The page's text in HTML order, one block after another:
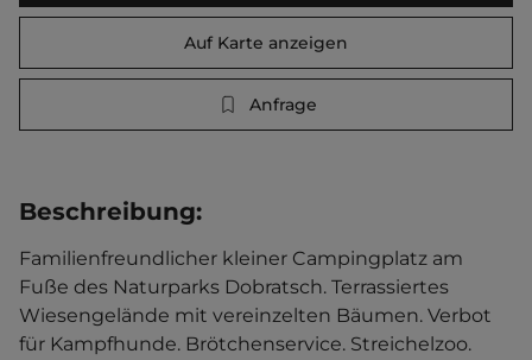
Auf Karte anzeigen
Anfrage
Beschreibung:
Familienfreundlicher kleiner Campingplatz am
Fuße des Naturparks Dobratsch. Terrassiertes
Wiesengelände mit vereinzelten Bäumen. Verbot
für Kampfhunde. Brötchenservice. Streichelzoo.